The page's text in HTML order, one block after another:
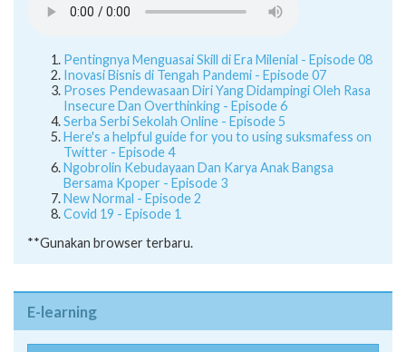
Pentingnya Menguasai Skill di Era Milenial - Episode 08
Inovasi Bisnis di Tengah Pandemi - Episode 07
Proses Pendewasaan Diri Yang Didampingi Oleh Rasa
Insecure Dan Overthinking - Episode 6
Serba Serbi Sekolah Online - Episode 5
Here's a helpful guide for you to using suksmafess on
Twitter - Episode 4
Ngobrolin Kebudayaan Dan Karya Anak Bangsa
Bersama Kpoper - Episode 3
New Normal - Episode 2
Covid 19 - Episode 1
**Gunakan browser terbaru.
E-learning